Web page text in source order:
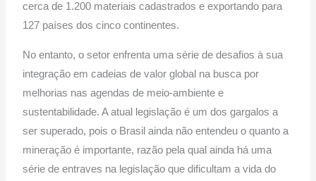
cerca de 1.200 materiais cadastrados e exportando para
127 países dos cinco continentes.
No entanto, o setor enfrenta uma série de desafios à sua
integração em cadeias de valor global na busca por
melhorias nas agendas de meio-ambiente e
sustentabilidade. A atual legislação é um dos gargalos a
ser superado, pois o Brasil ainda não entendeu o quanto a
mineração é importante, razão pela qual ainda há uma
série de entraves na legislação que dificultam a vida do